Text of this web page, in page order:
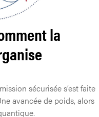
la
sécurisée s’est faite
avancée de poids, alors